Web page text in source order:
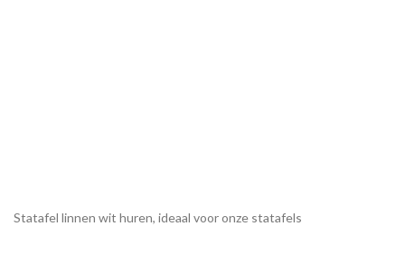
Statafel linnen wit huren, ideaal voor onze statafels